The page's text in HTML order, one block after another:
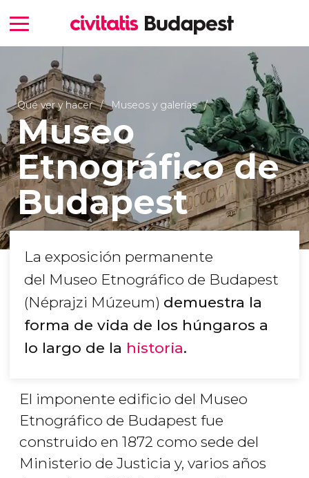
Qué ver y hacer Museos y galerías
Museo
Etnográfico de
Budapest
La exposición permanente
del Museo Etnográfico de Budapest
(Néprajzi Múzeum) demuestra la
forma de vida de los húngaros a
lo largo de la historia.
El imponente edificio del Museo
Etnográfico de Budapest fue
construido en 1872 como sede del
Ministerio de Justicia y, varios años